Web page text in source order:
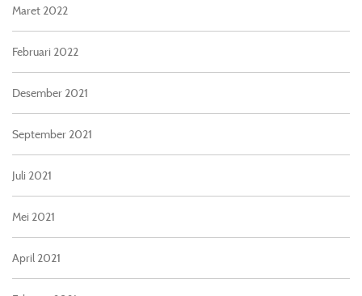
Maret 2022
Februari 2022
Desember 2021
September 2021
Juli 2021
Mei 2021
April 2021